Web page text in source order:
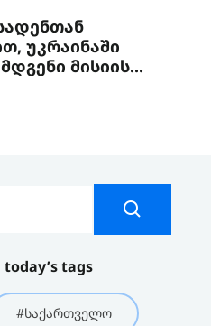
უკრაინაში
მისიის
tags
#საქართველო